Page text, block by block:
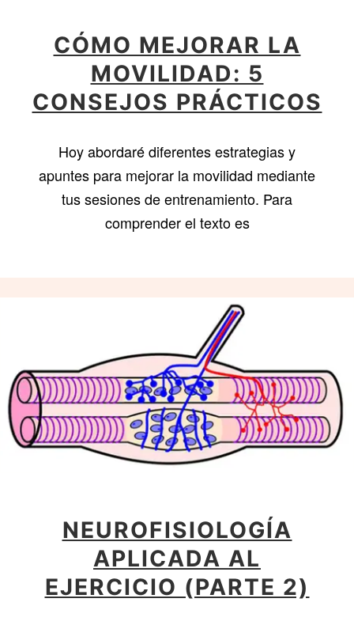
CÓMO MEJORAR LA
MOVILIDAD: 5
CONSEJOS PRÁCTICOS
Hoy abordaré diferentes estrategias y
apuntes para mejorar la movilidad mediante
tus sesiones de entrenamiento. Para
comprender el texto es
NEUROFISIOLOGÍA
APLICADA AL
EJERCICIO (PARTE 2)